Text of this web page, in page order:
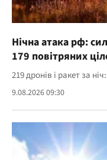
Нічна атака рф:
179 повітряних
219 дронів і ракет за
9.08.2026 09:30